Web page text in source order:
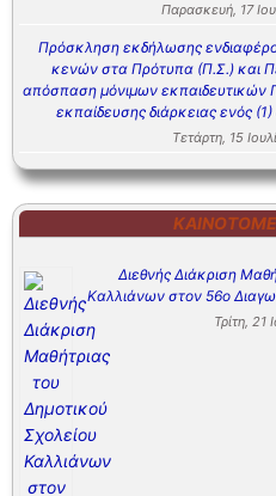
Παρασκευή, 17
Πρόσκληση εκδήλωσης
κενών στα Πρότυπα (Π.Σ.) και
απόσπαση μόνιμων εκπαιδευτικών
εκπαίδευσης διάρκειας ενός
Τετάρτη, 15
Διεθνής Διάκριση
Καλλιάνων στον 56ο
Τρίτη, 21